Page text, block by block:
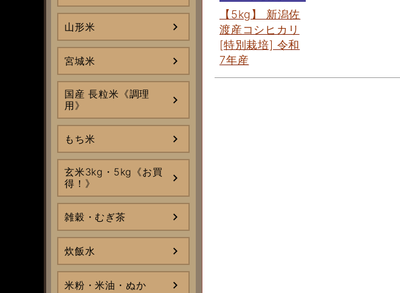
山形米
宮城米
国産 長粒米《調理
用》
もち米
玄米3kg・5kg《お買
得！》
雑穀・むぎ茶
炊飯水
米粉・米油・ぬか
【5kg】 新潟佐
渡産コシヒカリ
[特別栽培] 令和
7年産